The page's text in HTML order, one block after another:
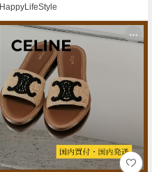
HappyLifeStyle